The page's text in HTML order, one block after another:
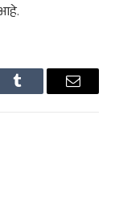
Tumblr Email